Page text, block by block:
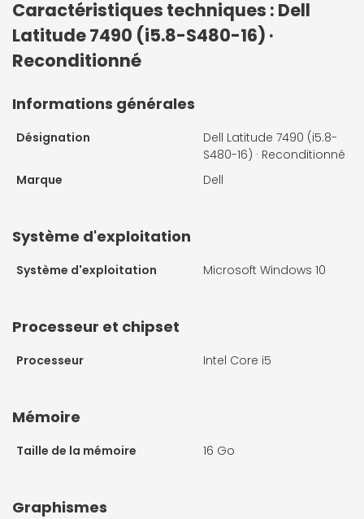
Caractéristiques techniques : Dell
Latitude 7490 (i5.8-S480-16) ·
Reconditionné
Informations générales
Désignation
Dell Latitude 7490 (i5.8-
S480-16) · Reconditionné
Marque
Dell
Système d'exploitation
Système d'exploitation Microsoft Windows 10
Processeur et chipset
Processeur Intel Core i5
Mémoire
Taille de la mémoire 16 Go
Graphismes